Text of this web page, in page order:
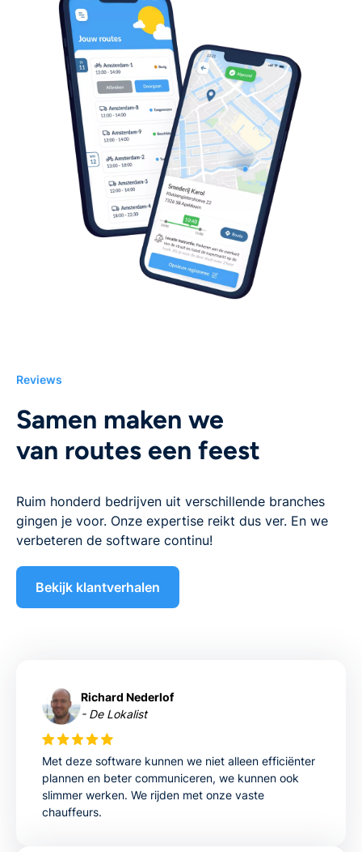
Reviews
Samen maken we
van routes een feest
Ruim honderd bedrijven uit verschillende branches
gingen je voor. Onze expertise reikt dus ver. En we
verbeteren de software continu!
Bekijk klantverhalen
Richard Nederlof
- De Lokalist
Met deze software kunnen we niet alleen efficiënter
plannen en beter communiceren, we kunnen ook
slimmer werken. We rijden met onze vaste
chauffeurs.